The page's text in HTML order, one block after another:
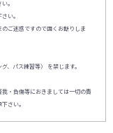
。
い。
ご迷惑ですので固くお断りしま
、パス練習等） を禁じます。
我・負傷等におきましては一切の責
さい。